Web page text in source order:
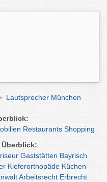
Lautsprecher München
Restaurants Shopping
Gaststätten Bayrisch
Kieferorthopäde Küchen
Arbeitsrecht Erbrecht